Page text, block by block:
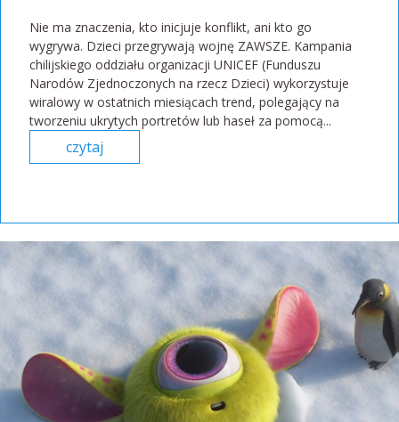
Nie ma znaczenia, kto inicjuje konflikt, ani kto go
wygrywa. Dzieci przegrywają wojnę ZAWSZE. Kampania
chilijskiego oddziału organizacji UNICEF (Funduszu
Narodów Zjednoczonych na rzecz Dzieci) wykorzystuje
wiralowy w ostatnich miesiącach trend, polegający na
tworzeniu ukrytych portretów lub haseł za pomocą...
czytaj